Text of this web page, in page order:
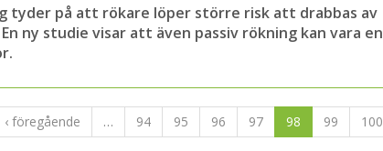
tyder på att rökare löper större risk att drabbas av
ny studie visar att även passiv rökning kan vara en
‹ föregående … 94 95 96 97 98 99 100